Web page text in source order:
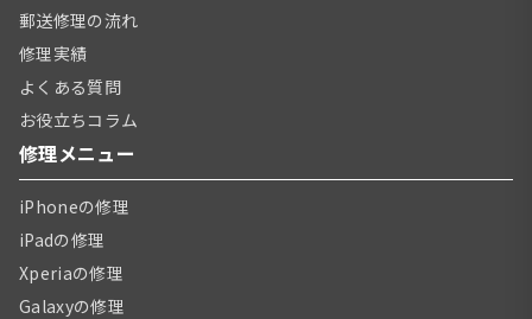
郵送修理の流れ
修理実績
よくある質問
お役立ちコラム
修理メニュー
iPhoneの修理
iPadの修理
Xperiaの修理
Galaxyの修理